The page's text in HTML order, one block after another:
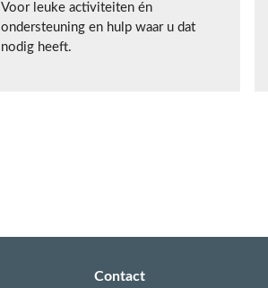
Voor leuke activiteiten én
ondersteuning en hulp waar u dat
nodig heeft.
Contact